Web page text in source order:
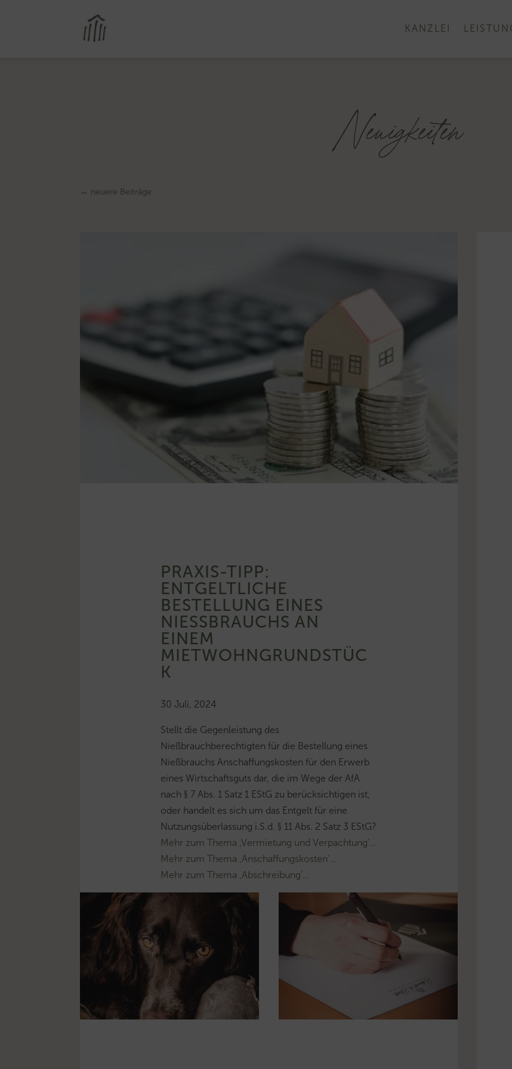
KANZLEI
Neuigkeiten
← neuere Beiträge
PRAXIS-TIPP:
ENTGELTLICHE
BESTELLUNG EINES
NIESSBRAUCHS AN E
INEM M
IETWOHNGRUNDSTÜCK
30 Juli, 2024
Stellt die Gegenleistung des
Nießbrauchberechtigten für die Bestellung eines
Nießbrauchs Anschaffungskosten für den Erwerb
eines Wirtschaftsguts dar, die im Wege der AfA
nach § 7 Abs. 1 Satz 1 EStG zu berücksichtigen ist,
oder handelt es sich um das Entgelt für eine
Nutzungsüberlassung i.S.d. § 11 Abs. 2 Satz 3 EStG?
Mehr zum Thema ‚Vermietung und Verpachtung’…
Mehr zum Thema ‚Anschaffungskosten’…
Mehr zum Thema ‚Abschreibung’…